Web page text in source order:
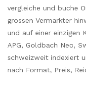
vergleiche und buche
grossen Vermarkter
und auf einer einzigen
APG, Goldbach Neo,
schweizweit indexiert
nach Format, Preis,